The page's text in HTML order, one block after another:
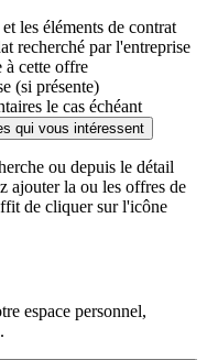
les éléments de contrat
recherché par l'entreprise
à cette offre
(si présente)
le cas échéant
qui vous intéressent
ou depuis le détail
ajouter la ou les offres de
de cliquer sur l'icône
espace personnel,